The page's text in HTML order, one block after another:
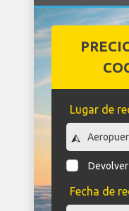
Lugar de
Fecha de